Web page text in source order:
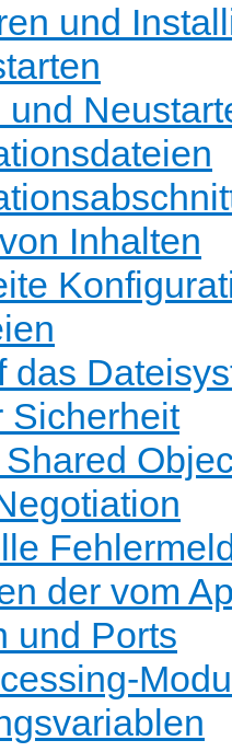
und
und
Inhalten
das
Sicherheit
der vom
und Ports